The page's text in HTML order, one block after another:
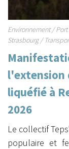
Environnement/
Strasbourg/
l'extension
liquéfié à
2026
Le collectif
populaire et